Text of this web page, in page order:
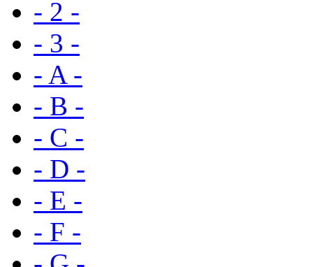
- 2 -
- 3 -
- A -
- B -
- C -
- D -
- E -
- F -